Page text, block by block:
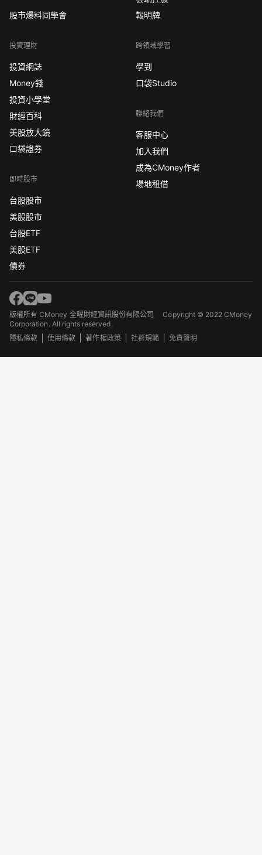
股市爆料同學會
投資理財
投資網誌
Money錢
投資小學堂
財經百科
美股放大鏡
口袋證券
即時股市
台股股市
美股股市
台股ETF
美股ETF
債券
報明牌
跨領域學習
學到
口袋Studio
聯絡我們
客服中心
加入我們
成為CMoney作者
場地租借
版權所有 CMoney 全曜財經資訊股份有限公司Copyright © 2022 CMoney
Corporation. All rights reserved.
隱私條款
使用條款 著作權政策 社群規範 免責聲明